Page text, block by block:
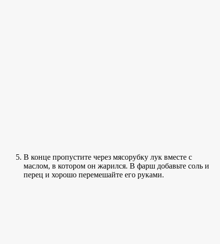
В конце пропустите через мясорубку лук вместе с
маслом, в котором он жарился. В фарш добавьте соль и
перец и хорошо перемешайте его руками.